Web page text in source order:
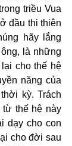
triều Vua
đầu thi thiên
hãy lắng
là những
cho thế hệ
năng của
kỳ. Trách
từ thế hệ này
dạy cho con
cho đời sau